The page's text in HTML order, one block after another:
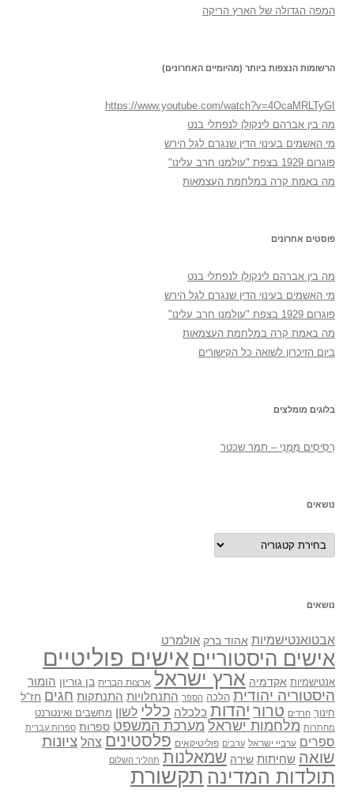
המפה הגדולה של הארץ הריקה
הרשומות הנצפות ביותר (מהיומיים האחרונים)
https://www.youtube.com/watch?v=4OcaMRLTyGI
מה בין אברהם לינקולן לנפתלי בנט
מי האשמים בעינוי הדין שנגרם לגל הירש
פוגרום 1929 בצפת "עולמנו חרב עלינו"
מה באמת קרה במלחמת העצמאות
פוסטים אחרונים
מה בין אברהם לינקולן לנפתלי בנט
מי האשמים בעינוי הדין שנגרם לגל הירש
פוגרום 1929 בצפת "עולמנו חרב עלינו"
מה באמת קרה במלחמת העצמאות
ביום הזיכרון לשואה כל הקישורים
בלוגים מומלצים
רְסִיסִים מִמֶנִי – תמר שכטר
נושאים
נושאים
נושאים
אבטואנטישמיות אהוד ברק אולמרט
אישים היסטוריים אישים פוליטיים
אנטישמיות אקדמיה ארץ ישראל ארצות הברית בן גוריון הומור
היסטוריה יהודית הלכה הספר התנחלויות התנתקות חגים חז"ל
חינוך חרדים טרור יהדות כלכלה כללי לשון מחשבים ואינטרנט
מחתרות מלחמות ישראל מערכת המשפט ספרות ספרות עברית
ספרים ערביי ישראל ערבים פוליטיקאים פלסטינים צהל ציונות
שואה שחיתות שירה שמאלנות תהליך השלום
תולדות המדינה תקשורת